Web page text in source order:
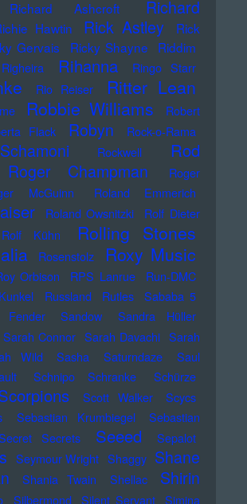
Richard Ashcroft
Richard
Hawtin Rick Astley
Rick
Gervais Ricky Shayne Riddim
Righeira Rihanna Ringo Starr
Rio Reiser Ritter Lean
Robbie Williams
Robert
Flack Robyn Rock-o-Rama
Rockwell
Rod
Roger Champman
Roger
McGuinn Roland Emmerich
Roland Owsnitzki
Rolf Dieter
Rolf Kühn Rolling Stones
Rosenstolz Roxy Music
Orbison RPS Lanrue
Run-DMC
Russland Rutles
Sababa 5
Fender Sandow Sandra Hüller
Sarah Connor Sarah Davachi Sarah
Wild Sasha Saturndaze
Saul
Schnipo Schranke Schürze
Scott Walker
Scycs
Sebastian Krumbiegel
Sebastian
Secrets Seeed Sepalot
Seymour Wright Shaggy Shane
Shania Twain Shellac
Shirin
Silbermond Silent Servant Simina